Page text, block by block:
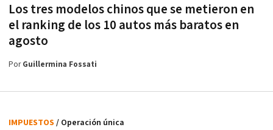
Los tres modelos chinos que se metieron en
el ranking de los 10 autos más baratos en
agosto
PorGuillermina Fossati
IMPUESTOS / Operación única